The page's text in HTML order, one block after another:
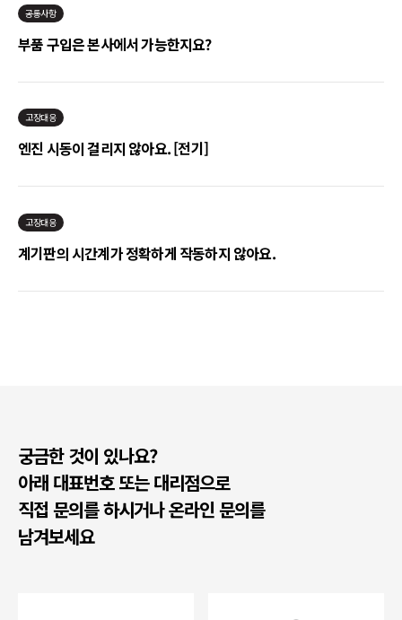
공통사항
부품 구입은 본사에서 가능한지요?
고장대응
엔진 시동이 걸리지 않아요. [전기]
고장대응
계기판의 시간계가 정확하게 작동하지 않아요.
궁금한 것이 있나요?
아래 대표번호 또는 대리점으로
직접 문의를 하시거나 온라인 문의를
남겨보세요